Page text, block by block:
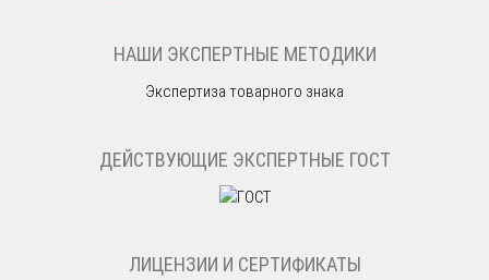
НАШИ ЭКСПЕРТНЫЕ МЕТОДИКИ
Экспертиза товарного знака
ДЕЙСТВУЮЩИЕ ЭКСПЕРТНЫЕ ГОСТ
ЛИЦЕНЗИИ И СЕРТИФИКАТЫ